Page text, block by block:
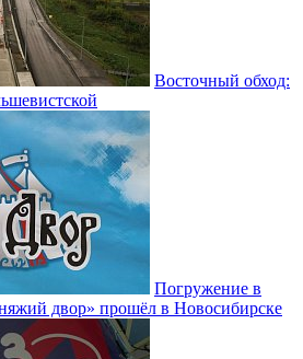
Восточный обход:
Погружение в
двор» прошёл в Новосибирске